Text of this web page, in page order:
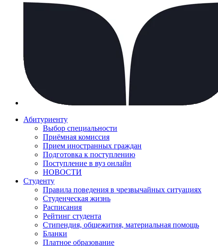
Абитуриенту
Выбор специальности
Приёмная комиссия
Прием иностранных граждан
Подготовка к поступлению
Поступление в вуз онлайн
НОВОСТИ
Студенту
Правила поведения в чрезвычайных ситуациях
Студенческая жизнь
Расписания
Рейтинг студента
Стипендия, общежития, материальная помощь
Бланки
Платное образование